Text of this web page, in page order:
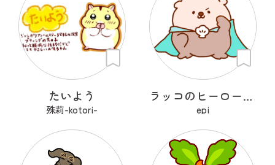
たいよう
殊莉-kotori-
ラッコのヒーローラッキー
epi